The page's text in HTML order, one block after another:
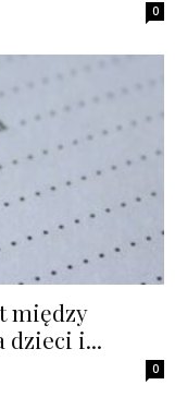
0
między
dzieci i...
0